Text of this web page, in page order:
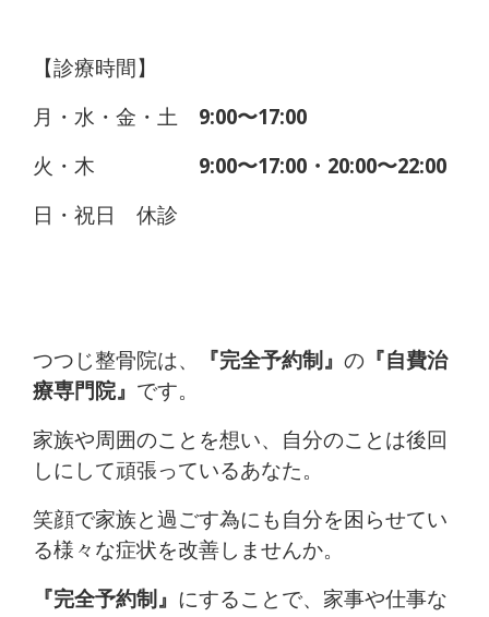
【診療時間】
月・水・金・土 9:00〜17:00
火・木 9:00〜17:00・20:00〜22:00
日・祝日 休診
つつじ整骨院は、 『完全予約制』 の 『自費治
療専門院』 です。
家族や周囲のことを想い、自分のことは後回
しにして頑張っているあなた。
笑顔で家族と過ごす為にも自分を困らせてい
る様々な症状を改善しませんか。
『完全予約制』 にすることで、家事や仕事な